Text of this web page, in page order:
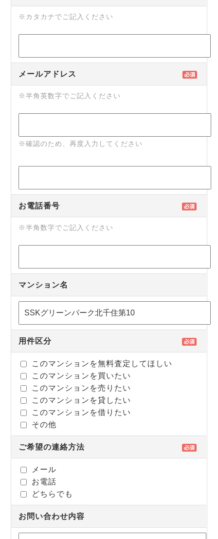
※カタカナでご記入ください
メールアドレス
※半角英数字でご記入ください
※確認のため、再度入力してください
お電話番号
※半角数字でご記入ください
マンション名
用件区分
このマンションを無料査定してほしい
このマンションを買いたい
このマンションを売りたい
このマンションを貸したい
このマンションを借りたい
その他
ご希望の連絡方法
メール
お電話
どちらでも
お問い合わせ内容